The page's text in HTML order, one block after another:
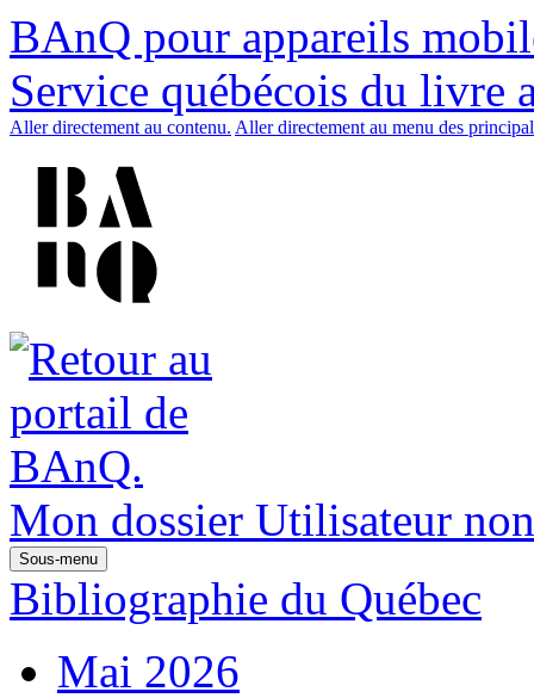
BAnQ pour appareils
Service québécois du livre
Aller directement au contenu. Aller directement au menu des
Mon dossier Utilisateur
Sous-menu
Bibliographie du Québec
Mai 2026